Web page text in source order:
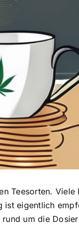
Teesorten.
eigentlich
um die